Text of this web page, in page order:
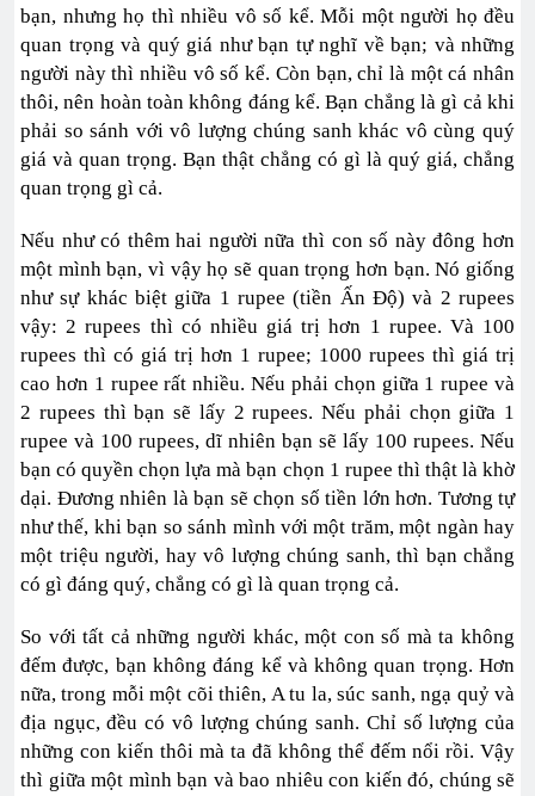
bạn, nhưng họ thì nhiều vô số kể. Mỗi một người họ đều
quan trọng và quý giá như bạn tự nghĩ về bạn; và những
người này thì nhiều vô số kể. Còn bạn, chỉ là một cá nhân
thôi, nên hoàn toàn không đáng kể. Bạn chẳng là gì cả khi
phải so sánh với vô lượng chúng sanh khác vô cùng quý
giá và quan trọng. Bạn thật chẳng có gì là quý giá, chẳng
quan trọng gì cả.
Nếu như có thêm hai người nữa thì con số này đông hơn
một mình bạn, vì vậy họ sẽ quan trọng hơn bạn. Nó giống
như sự khác biệt giữa 1 rupee (tiền Ấn Độ) và 2 rupees
vậy: 2 rupees thì có nhiều giá trị hơn 1 rupee. Và 100
rupees thì có giá trị hơn 1 rupee; 1000 rupees thì giá trị
cao hơn 1 rupee rất nhiều. Nếu phải chọn giữa 1 rupee và
2 rupees thì bạn sẽ lấy 2 rupees. Nếu phải chọn giữa 1
rupee và 100 rupees, dĩ nhiên bạn sẽ lấy 100 rupees. Nếu
bạn có quyền chọn lựa mà bạn chọn 1 rupee thì thật là khờ
dại. Đương nhiên là bạn sẽ chọn số tiền lớn hơn. Tương tự
như thế, khi bạn so sánh mình với một trăm, một ngàn hay
một triệu người, hay vô lượng chúng sanh, thì bạn chẳng
có gì đáng quý, chẳng có gì là quan trọng cả.
So với tất cả những người khác, một con số mà ta không
đếm được, bạn không đáng kể và không quan trọng. Hơn
nữa, trong mỗi một cõi thiên, A tu la, súc sanh, ngạ quỷ và
địa ngục, đều có vô lượng chúng sanh. Chỉ số lượng của
những con kiến thôi mà ta đã không thể đếm nổi rồi. Vậy
thì giữa một mình bạn và bao nhiêu con kiến đó, chúng sẽ